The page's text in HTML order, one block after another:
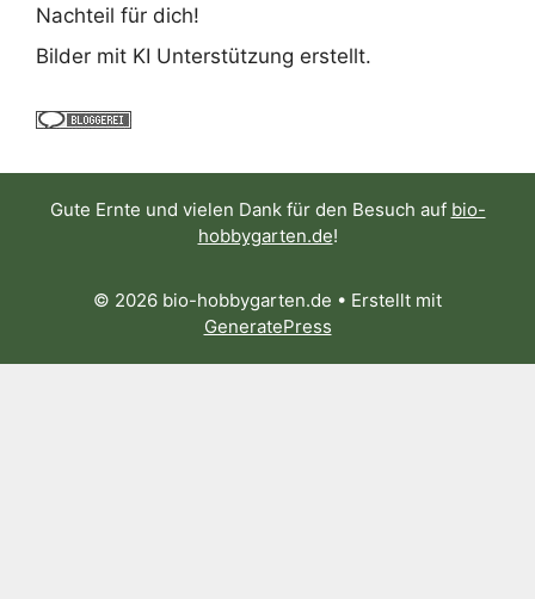
Nachteil für dich!
Bilder mit KI Unterstützung erstellt.
Gute Ernte und vielen Dank für den Besuch auf bio-
hobbygarten.de!
© 2026 bio-hobbygarten.de • Erstellt mit
GeneratePress